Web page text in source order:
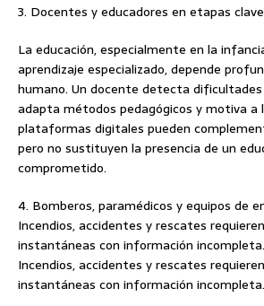
3. Docentes y educadores en etapas clave
La educación, especialmente en la
aprendizaje especializado, depende
humano. Un docente detecta
adapta métodos pedagógicos y motiva a
plataformas digitales pueden
pero no sustituyen la presencia de un
comprometido.
4. Bomberos, paramédicos y equipos de
Incendios, accidentes y rescates
instantáneas con información
Incendios, accidentes y rescates
instantáneas con información